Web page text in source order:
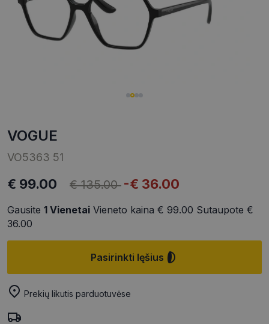
VOGUE
VO5363 51
€ 99.00 € 135.00 -€ 36.00
Gausite 1 Vienetai Vieneto kaina € 99.00 Sutaupote €
36.00
Pasirinkti lęšius
Prekių likutis parduotuvėse